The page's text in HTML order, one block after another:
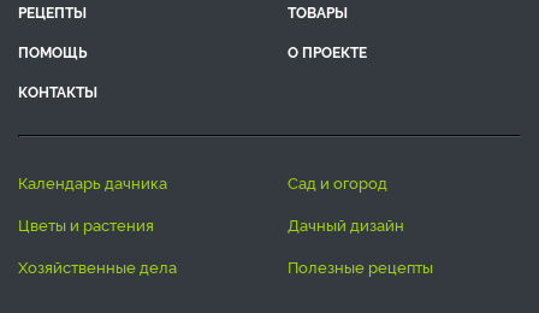
РЕЦЕПТЫ
ТОВАРЫ
ПОМОЩЬ
О ПРОЕКТЕ
КОНТАКТЫ
календарь дачника
сад и огород
цветы и растения
дачный дизайн
хозяйственные дела
полезные рецепты